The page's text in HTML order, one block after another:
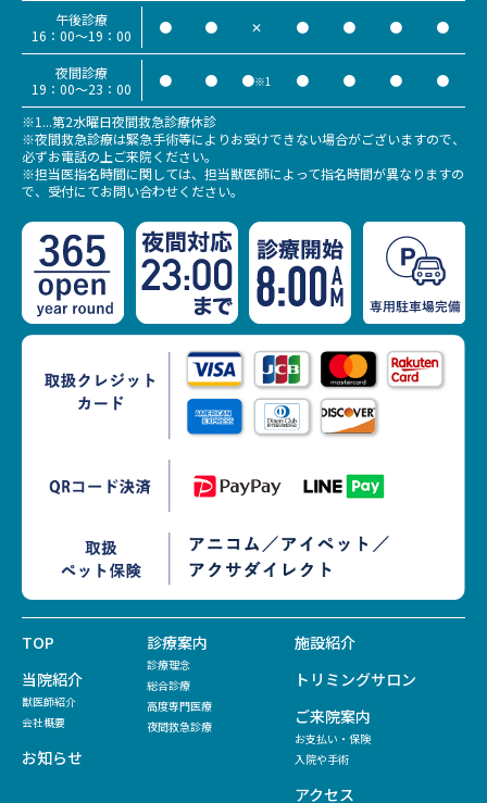
午後診療
16：00～19：00
● ● ✕ ● ● ● ●
夜間診療
19：00～23：00
● ● ●※1 ● ● ● ●
※1...第2水曜日夜間救急診療休診
※夜間救急診療は緊急手術等によりお受けできない場合がございますので、
必ずお電話の上ご来院ください。
※担当医指名時間に関しては、担当獣医師によって指名時間が異なりますの
で、受付にてお問い合わせください。
TOP
当院紹介
獣医師紹介
会社概要
お知らせ
診療案内
診療理念
総合診療
高度専門医療
夜間救急診療
施設紹介
トリミングサロン
ご来院案内
お支払い・保険
入院や手術
アクセス